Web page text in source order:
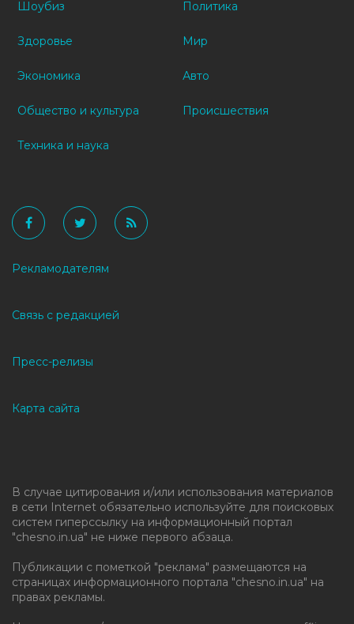
Шоубиз Политика
Здоровье Мир
Экономика Авто
Общество и культура Происшествия
Техника и наука
Рекламодателям
Связь с редакцией
Пресс-релизы
Карта сайта
В случае цитирования и/или использования материалов
в сети Internet обязательно используйте для поисковых
систем гиперссылку на информационный портал
"chesno.in.ua" не ниже первого абзаца.
Публикации с пометкой "реклама" размещаются на
страницах информационного портала "chesno.in.ua" на
правах рекламы.